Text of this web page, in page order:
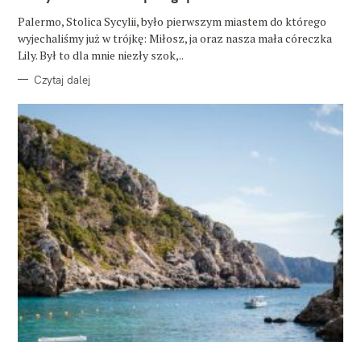
Palermo, Stolica Sycylii, było pierwszym miastem do którego
wyjechaliśmy już w trójkę: Miłosz, ja oraz nasza mała córeczka
Lily. Był to dla mnie niezły szok,..
Czytaj dalej